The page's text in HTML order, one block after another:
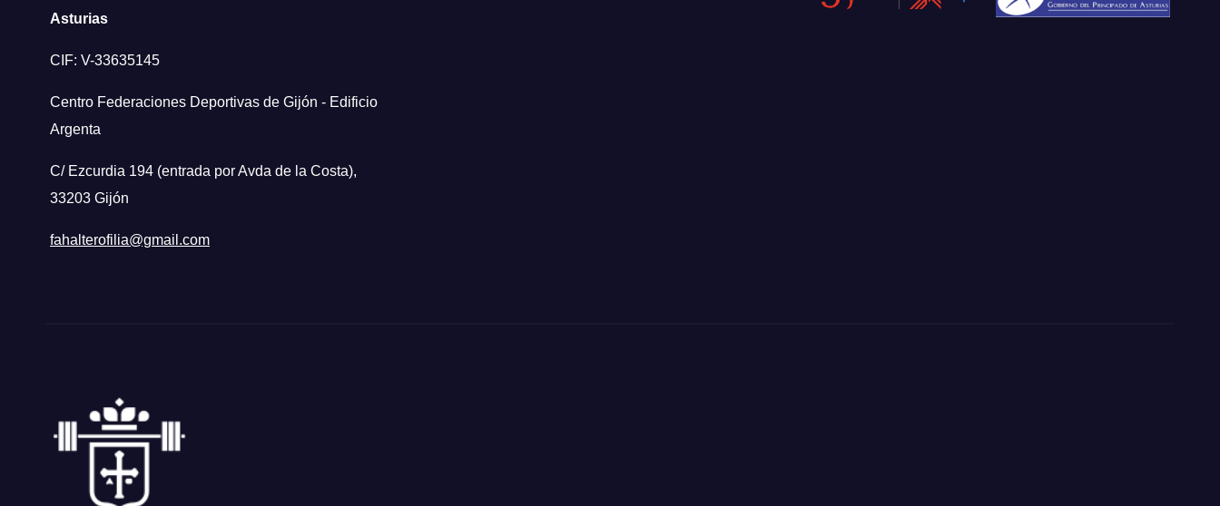
Asturias
CIF: V-33635145
Centro Federaciones Deportivas de Gijón - Edificio
Argenta
C/ Ezcurdia 194 (entrada por Avda de la Costa),
33203 Gijón
fahalterofilia@gmail.com